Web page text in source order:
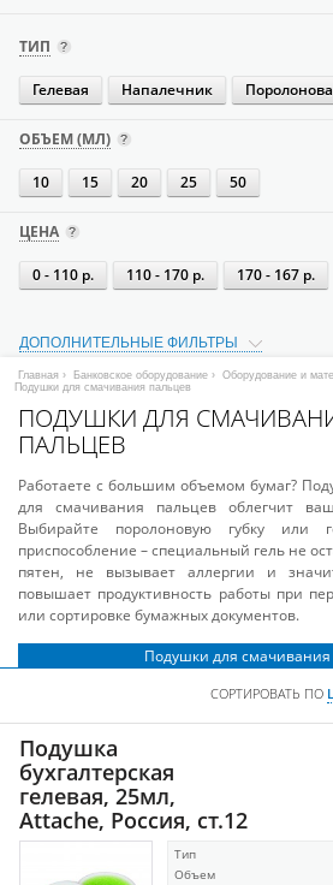
ТИП
Гелевая Напалечник
ОБЪЕМ (МЛ)
10 15 20 25 50
ЦЕНА
0 - 110 р. 110 - 170 р. 170 - 167 р.
ДОПОЛНИТЕЛЬНЫЕ ФИЛЬТРЫ
Главная › Банковское оборудование › Оборудование и
Подушки для смачивания пальцев
ПОДУШКИ ДЛЯ
ПАЛЬЦЕВ
Работаете с большим объемом бумаг?
для смачивания пальцев облегчит
Выбирайте поролоновую губку или
приспособление – специальный гель не
пятен, не вызывает аллергии и
повышает продуктивность работы при
или сортировке бумажных документов.
Подушки для
СОРТИРОВАТЬ ПО
Подушка
бухгалтерская
гелевая, 25мл,
Attache, Россия, ст.12
Тип
Объем